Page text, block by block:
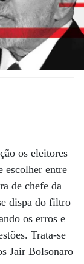
os eleitores
escolher entre
de chefe da
dispa do filtro
os erros e
Trata-se
Jair Bolsonaro